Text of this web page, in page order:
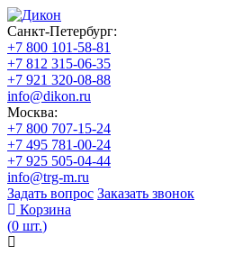
Санкт-Петербург:
+7 800 101-58-81
+7 812 315-06-35
+7 921 320-08-88
info@dikon.ru
Москва:
+7 800 707-15-24
+7 495 781-00-24
+7 925 505-04-44
info@trg-m.ru
Задать вопрос Заказать звонок
Корзина
(0 шт.)